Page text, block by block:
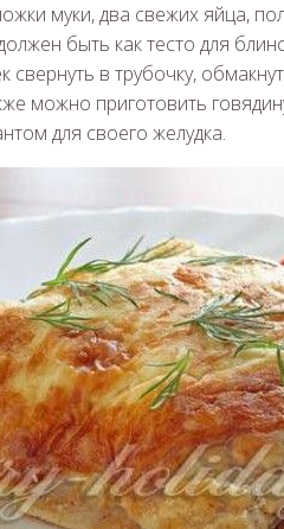
муки, два свежих яйца,
быть как тесто для
свернуть в трубочку,
можно приготовить
для своего желудка.